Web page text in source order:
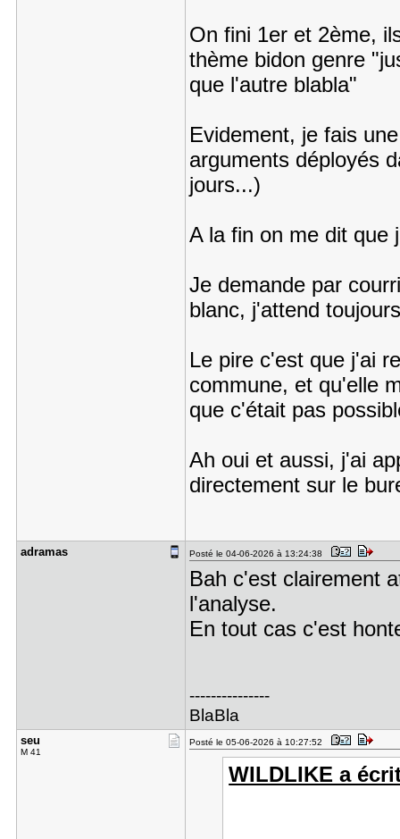
On fini 1er et 2ème,
thème bidon genre
que l'autre blabla"
Evidement, je fais
arguments déployés
jours...)
A la fin on me dit
Je demande par
blanc, j'attend
Le pire c'est que j'ai
commune, et qu'elle
que c'était pas
Ah oui et aussi, j'ai
directement sur le
adramas Posté le 04-06-2026 à 13:24:38
Bah c'est clairement
l'analyse.
En tout cas c'est
---------------
BlaBla
seu
M 41
Posté le 05-06-2026 à 10:27:52
WILDLIKE a